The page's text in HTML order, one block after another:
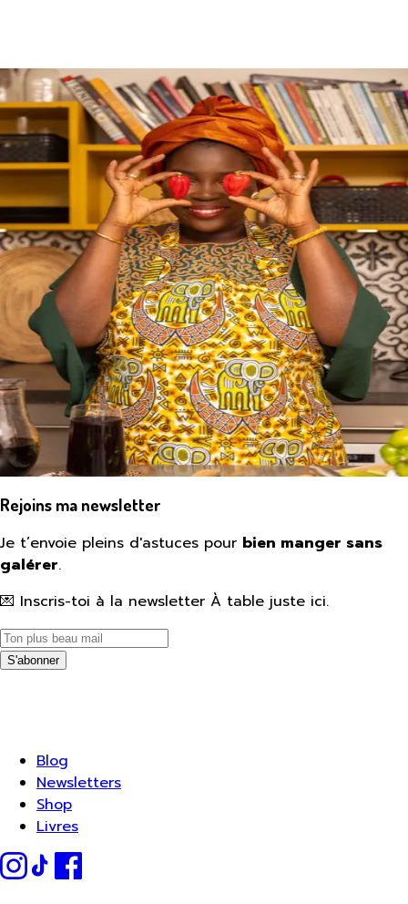
Rejoins ma newsletter
Je t’envoie pleins d'astuces pour bien manger sans
galérer.
💌 Inscris-toi à la newsletter À table juste ici.
S'abonner
Blog
Newsletters
Shop
Livres